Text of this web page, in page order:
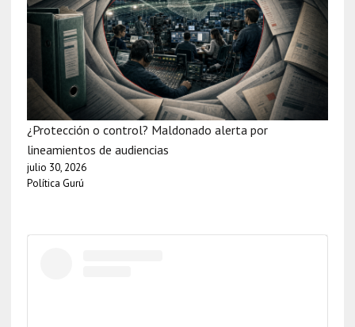
¿Protección o control? Maldonado alerta por
lineamientos de audiencias
julio 30, 2026
Política Gurú